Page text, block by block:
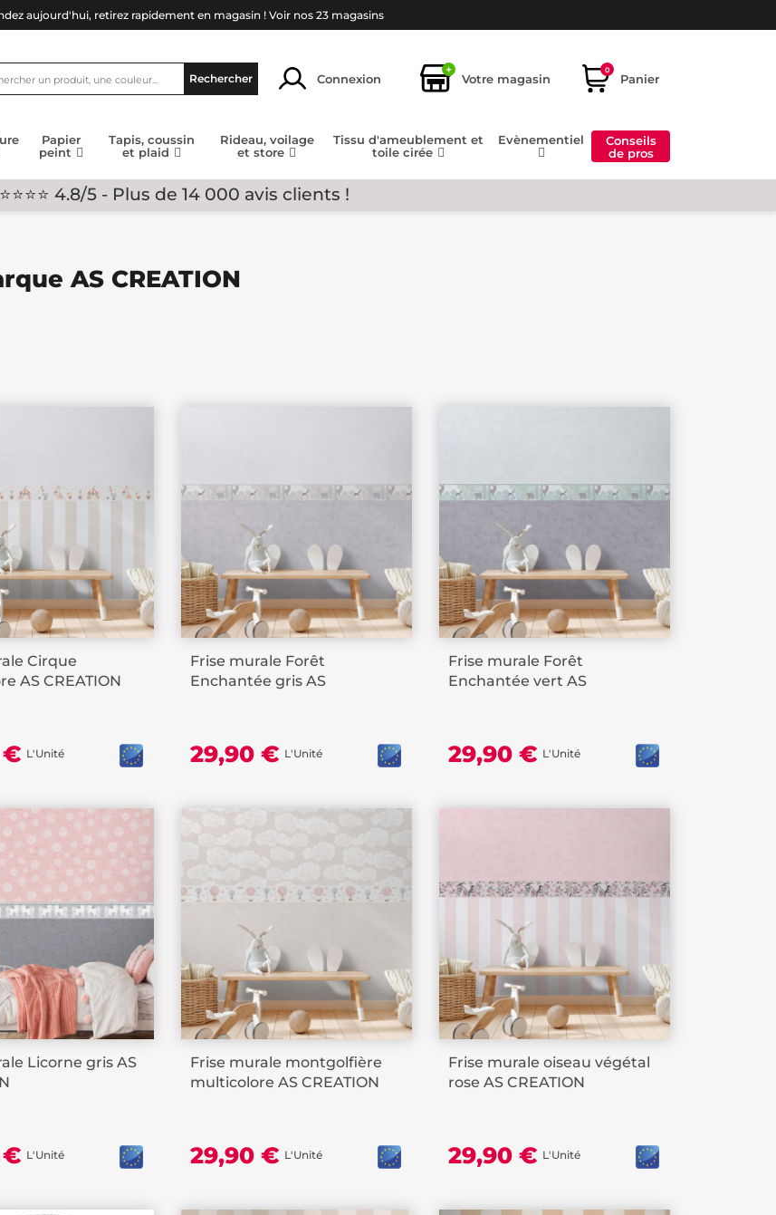
aujourd'hui, retirez rapidement en magasin ! Voir nos 23 magasins
Rechercher Connexion
+
Votre magasin
0
Panier
Papier
peint
Tapis, coussin
et plaid
Rideau, voilage
et store
Tissu d'ameublement et
toile cirée
Evènementiel
Conseils
de pros
4.8/5 - Plus de 14 000 avis clients !
AS CREATION
Cirque
AS CREATION
€ L'Unité
Frise murale Forêt
Enchantée gris AS
29,90 € L'Unité
Frise murale Forêt
Enchantée vert AS
29,90 € L'Unité
Licorne gris AS
€ L'Unité
Frise murale montgolfière
multicolore AS CREATION
29,90 € L'Unité
Frise murale oiseau végétal
rose AS CREATION
29,90 € L'Unité